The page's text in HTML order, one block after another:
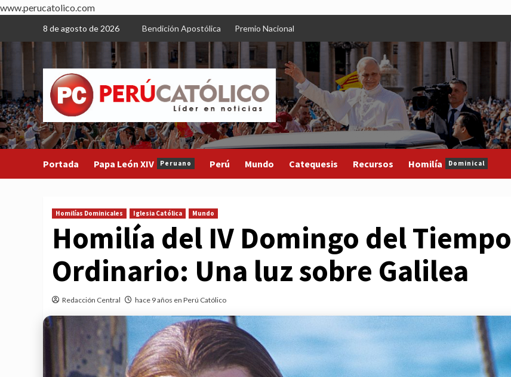
www.perucatolico.com
content
8 de agosto de 2026 Bendición Apostólica Premio Nacional
Portada Papa León XIV Peruano Perú Mundo Catequesis Recursos Homilía Dominical
Homilías Dominicales Iglesia Católica Mundo
Homilía del IV Domingo del Tiempo
Ordinario: Una luz sobre Galilea
Redacción Central hace 9 años en Perú Católico